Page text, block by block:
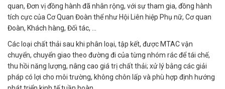
quan, Đơn vị đồng hành đã nhân rộng, với sự tham gia, đồng hành
tích cực của Cơ Quan Đoàn thể như Hội Liên hiệp Phụ nữ, Cơ quan
Đoàn, Khách hàng, Đối tác, ...
Các loại chất thải sau khi phân loại, tập kết, được MTAC vận
chuyển, chuyển giao theo đường đi của từng nhóm rác để tái chế,
thu hồi năng lượng, nâng cao giá trị chất thải; xử lý bằng các giải
pháp có lợi cho môi trường, không chôn lấp và phù hợp định hướng